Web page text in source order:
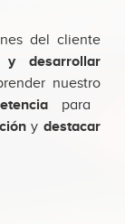
del cliente
y desarrollar
nuestro
para
ydestacar